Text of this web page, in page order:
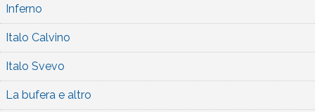
Inferno
Italo Calvino
Italo Svevo
La bufera e altro